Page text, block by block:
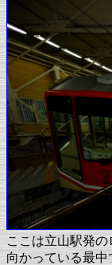
ここは立山駅発
向かっている最